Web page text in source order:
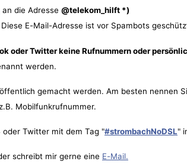
an die Adresse @telekom_hilft *)
Diese E-Mail-Adresse ist vor Spambots
oder Twitter keine Rufnummern oder
werden.
gemacht werden. Am besten nennen
Mobilfunkrufnummer.
Twitter mit dem Tag "#strombachNoDSL"
schreibt mir gerne eine E-Mail.